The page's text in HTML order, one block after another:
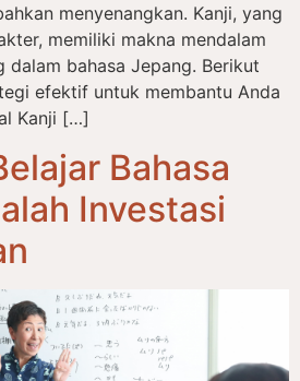
menyenangkan. Kanji, yang
memiliki makna mendalam
dalam bahasa Jepang. Berikut
efektif untuk membantu Anda
Kanji […]
Bahasa
Investasi